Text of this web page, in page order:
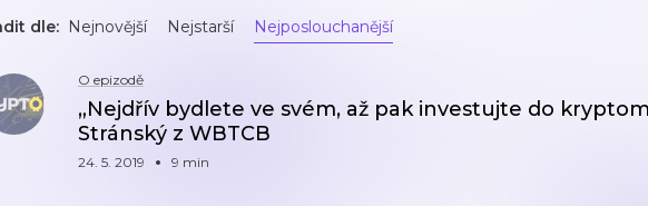
dle: Nejnovější Nejstarší Nejposlouchanější
O epizodě
„Nejdřív bydlete ve svém, až pak investujte do
Stránský z WBTCB
24. 5. 2019 9 min